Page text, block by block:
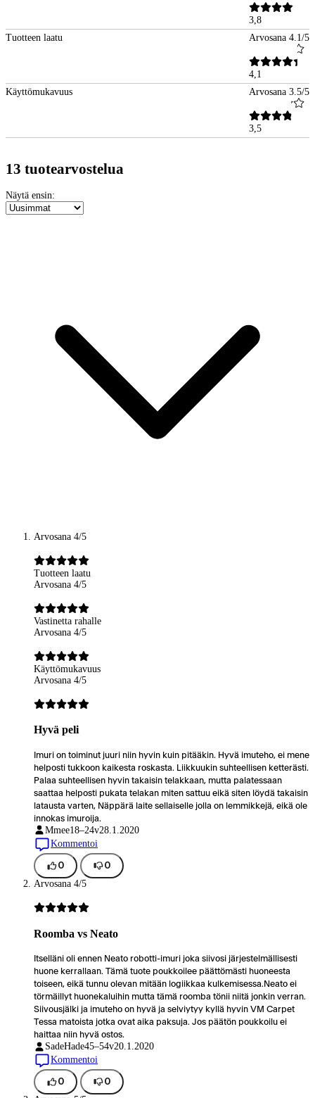
3,8
Tuotteen laatu
Arvosana 4.1/5
4,1
Käyttömukavuus
Arvosana 3.5/5
3,5
13 tuotearvostelua
Näytä ensin:
Arvosana 4/5
Tuotteen laatu
Arvosana 4/5
Vastinetta rahalle
Arvosana 4/5
Käyttömukavuus
Arvosana 4/5
Hyvä peli
Imuri on toiminut juuri niin hyvin kuin pitääkin. Hyvä imuteho, ei mene
helposti tukkoon kaikesta roskasta. Liikkuukin suhteellisen ketterästi.
Palaa suhteellisen hyvin takaisin telakkaan, mutta palatessaan
saattaa helposti pukata telakan miten sattuu eikä siten löydä takaisin
latausta varten, Näppärä laite sellaiselle jolla on lemmikkejä, eikä ole
innokas imuroija.
Mmee18–24v28.1.2020
Kommentoi
0 0
Arvosana 4/5
Roomba vs Neato
Itselläni oli ennen Neato robotti-imuri joka siivosi järjestelmällisesti
huone kerrallaan. Tämä tuote poukkoilee päättömästi huoneesta
toiseen, eikä tunnu olevan mitään logiikkaa kulkemisessa.Neato ei
törmäillyt huonekaluihin mutta tämä roomba tönii niitä jonkin verran.
Siivousjälki ja imuteho on hyvä ja selviytyy kyllä hyvin VM Carpet
Tessa matoista jotka ovat aika paksuja. Jos päätön poukkoilu ei
haittaa niin hyvä ostos.
SadeHade45–54v20.1.2020
Kommentoi
0 0